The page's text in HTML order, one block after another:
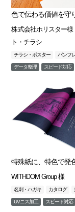
株式会社ホリスター
ト・チラシ
チラシ・ポスター パンフ
データ整理 スピード対応
WITHDOM Group 様
名刺・ハガキ カタログ
UVニス加工 スピード対応